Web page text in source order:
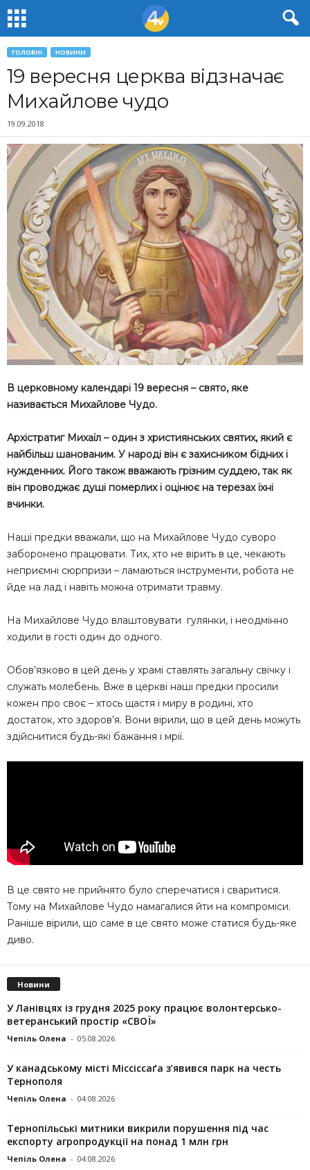
ГОЛОВНІ НОВИНИ
19 вересня церква відзначає
Михайлове чудо
19.09.2018
В церковному календарі 19 вересня – свято, яке
називається Михайлове Чудо.
Архістратиг Михаїл – один з християнських святих, який є
найбільш шанованим. У народі він є захисником бідних і
нужденних. Його також вважають грізним суддею, так як
він проводжає душі помeрлих і оцінює на терезах їхні
вчинки.
Наші предки вважали, що на Михайлове Чудо суворо
заборонено працювати. Тих, хто не вірить в це, чекають
неприємні сюрпризи – ламаються інструменти, робота не
йде на лад і навіть можна отримати трaвму.
На Михайлове Чудо влаштовувати гулянки, і неодмінно
ходили в гості один до одного.
Обов’язково в цей день у храмі ставлять загальну свічку і
служать молебень. Вже в церкві наші предки просили
кожен про своє – хтось щастя і миру в родині, хто
достаток, хто здоров’я. Вони вірили, що в цей день можуть
здійснитися будь-які бажання і мрії.
В це свято не прийнято було сперечатися і сваритися.
Тому на Михайлове Чудо намагалися йти на компроміси.
Раніше вірили, що саме в це свято може статися будь-яке
диво.
Новини
У Ланівцях із грудня 2025 року працює волонтерсько-
ветеранський простір «СВОЇ»
Чепіль Олена - 05.08.2026
У канадському місті Міссіссаґа з’явився парк на честь
Тернополя
Чепіль Олена - 04.08.2026
Тернопільські митники викрили порушення під час
експорту агропродукції на понад 1 млн грн
Чепіль Олена - 04.08.2026